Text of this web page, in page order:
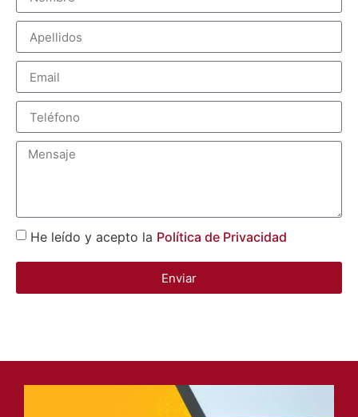
He leído y acepto la Política de Privacidad
Enviar